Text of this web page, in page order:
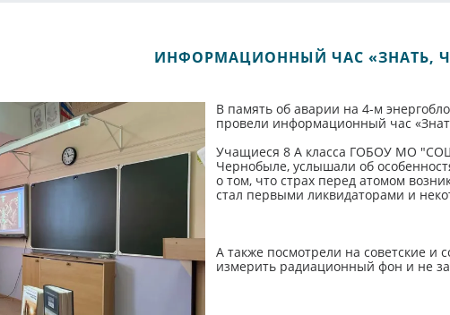
ИНФОРМАЦИОННЫЙ ЧАС «ЗНАТЬ,
В память об аварии на 4-м
провели информационный час
Учащиеся 8 А класса ГОБОУ МО
Чернобыле, услышали об
о том, что страх перед атомом
стал первыми ликвидаторами и
А также посмотрели на советские и
измерить радиационный фон и не